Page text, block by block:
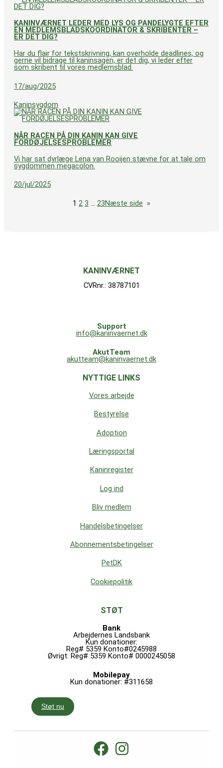
KANINVÆRNET LEDER MED LYS OG PANDELYGTE EFTER
EN MEDLEMSBLADSKOORDINATOR & SKRIBENTER –
ER DET DIG?
Har du flair for tekstskrivning, kan overholde deadlines, og
gerne vil bidrage til kaninsagen, er det dig, vi leder efter
som skribent til vores medlemsblad.
17/aug/2025
Kaninsygdom
NÅR RACEN PÅ DIN KANIN KAN GIVE
FORDØJELSESPROBLEMER
Vi har sat dyrlæge Lena van Rooijen stævne for at tale om
sygdommen megacolon.
20/jul/2025
1 2 3 … 23Næste side »
KANINVÆRNET
CVRnr.: 38787101
Support
info@kaninvaernet.dk
AkutTeam
akutteam@kaninvaernet.dk
NYTTIGE LINKS
Vores arbejde
Bestyrelse
Adoption
Læringsportal
Kaninregister
Log ind
Bliv medlem
Handelsbetingelser
Abonnementsbetingelser
PetDK
Cookiepolitik
STØT
Bank
Arbejdernes Landsbank
Kun donationer:
Reg# 5359 Konto#0245988
Øvrigt: Reg# 5359 Konto# 0000245058
Mobilepay
Kun donationer: #311658
Støt nu